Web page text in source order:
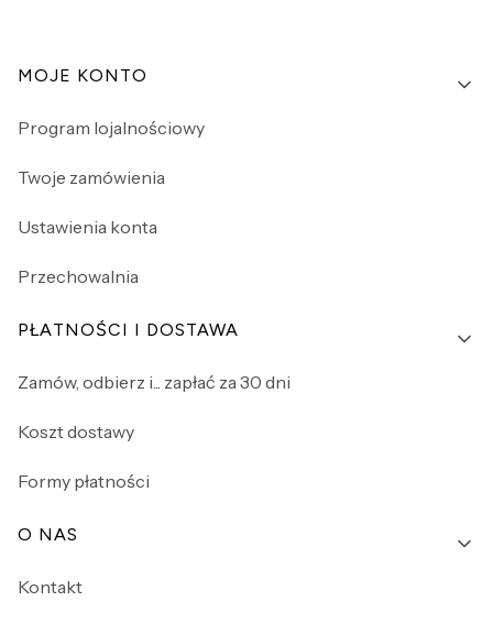
Linki w stopce
MOJE KONTO
Program lojalnościowy
Twoje zamówienia
Ustawienia konta
Przechowalnia
PŁATNOŚCI I DOSTAWA
Zamów, odbierz i... zapłać za 30 dni
Koszt dostawy
Formy płatności
O NAS
Kontakt